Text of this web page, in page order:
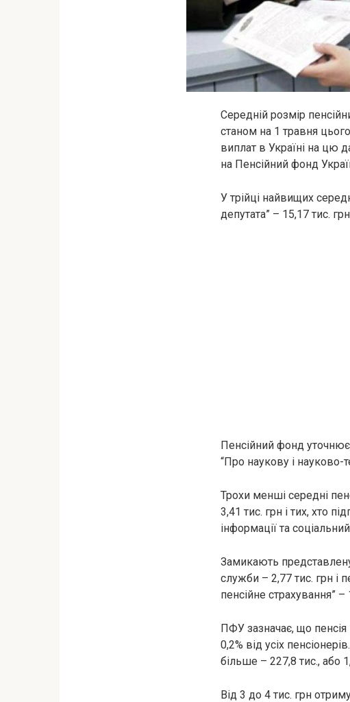
Середній розмір
станом на 1 травня
виплат в Україні на цю
на Пенсійний фонд
У трійці найвищих
депутата” – 15,17 тис.
Пенсійний фонд
“Про наукову і науково-
Трохи менші середні
3,41 тис. грн і тих, хто
інформації та
Замикають
служби – 2,77 тис. грн і
пенсійне страхування” –
ПФУ зазначає, що пенсія
0,2% від усіх
більше – 227,8 тис., або
Від 3 до 4 тис. грн